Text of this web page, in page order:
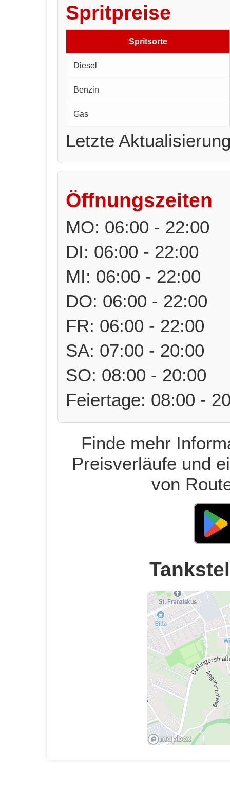
Spritpreise
Spritsorte
Diesel
Benzin
Gas
Letzte
Öffnungszeiten
MO: 06:00 - 22:00
DI: 06:00 - 22:00
MI: 06:00 - 22:00
DO: 06:00 - 22:00
FR: 06:00 - 22:00
SA: 07:00 - 20:00
SO: 08:00 - 20:00
Feiertage: 08:00 -
Finde mehr
Preisverläufe und
von